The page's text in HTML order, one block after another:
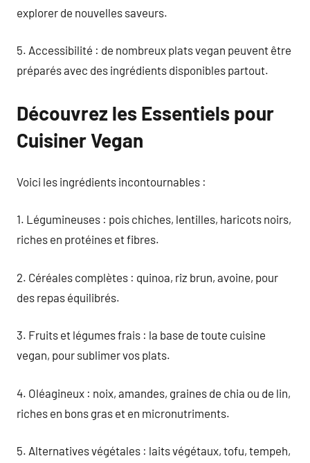
explorer de nouvelles saveurs.
5. Accessibilité : de nombreux plats vegan peuvent être
préparés avec des ingrédients disponibles partout.
Découvrez les Essentiels pour
Cuisiner Vegan
Voici les ingrédients incontournables :
1. Légumineuses : pois chiches, lentilles, haricots noirs,
riches en protéines et fibres.
2. Céréales complètes : quinoa, riz brun, avoine, pour
des repas équilibrés.
3. Fruits et légumes frais : la base de toute cuisine
vegan, pour sublimer vos plats.
4. Oléagineux : noix, amandes, graines de chia ou de lin,
riches en bons gras et en micronutriments.
5. Alternatives végétales : laits végétaux, tofu, tempeh,